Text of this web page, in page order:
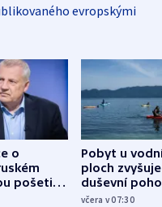
evropskými
o
pošetilé,
Pobyt u
ploch zvyšuje
duševní
ukázala
včera v 07:30